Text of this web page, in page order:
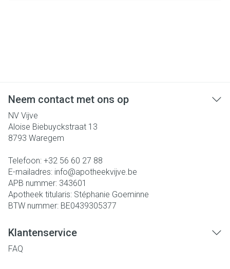
Neem contact met ons op
NV Vijve
Aloise Biebuyckstraat 13
8793 Waregem
Telefoon: +32 56 60 27 88
E-mailadres: info@apotheekvijve.be
APB nummer: 343601
Apotheek titularis: Stéphanie Goeminne
BTW nummer: BE0439305377
Klantenservice
FAQ